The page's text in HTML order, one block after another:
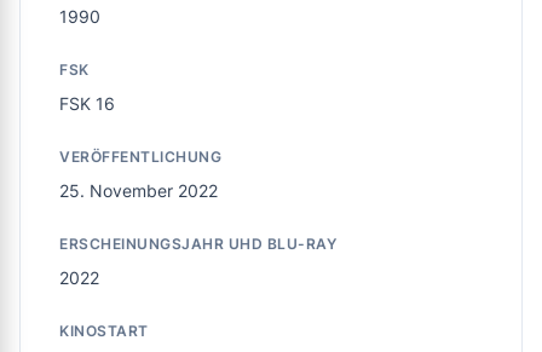
1990
FSK
FSK 16
VERÖFFENTLICHUNG
25. November 2022
ERSCHEINUNGSJAHR UHD BLU-RAY
2022
KINOSTART